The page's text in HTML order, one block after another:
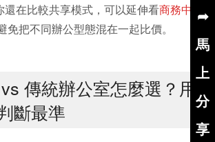
還在比較共享模式，可以延伸看商務中心
免把不同辦公型態混在一起比價。
傳統辦公室怎麼選？用
斷最準
➦
馬
上
分
享